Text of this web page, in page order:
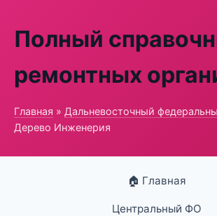
Полный
ремонтных
Главная » Дальневосточный
Дерево Инженерия
🏠 Главная
Центральный ФО